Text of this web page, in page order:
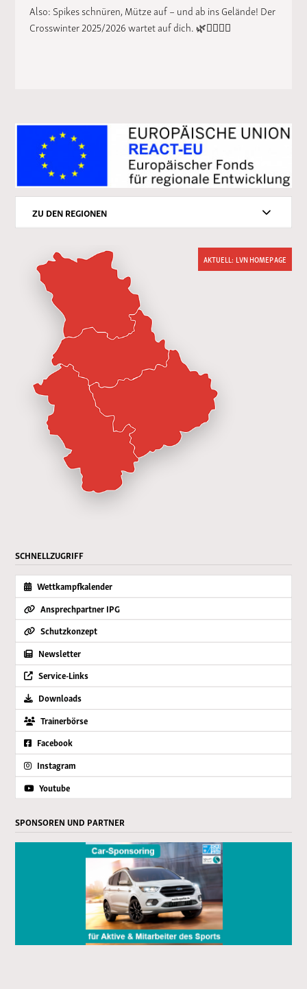
Also: Spikes schnüren, Mütze auf – und ab ins Gelände! Der
Crosswinter 2025/2026 wartet auf dich. 🌿🏃‍♀️🏃‍♂️
ZU DEN REGIONEN
AKTUELL: LVN HOMEPAGE
SCHNELLZUGRIFF
Wettkampfkalender
Ansprechpartner IPG
Schutzkonzept
Newsletter
Service-Links
Downloads
Trainerbörse
Facebook
Instagram
Youtube
SPONSOREN UND PARTNER